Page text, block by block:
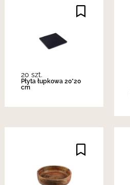
20 szt.
Płyta łupkowa 20*20
cm